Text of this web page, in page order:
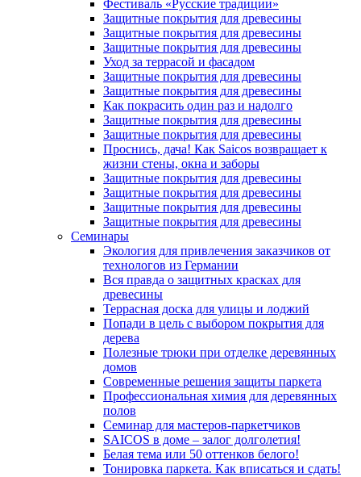
Фестиваль «Русские традиции»
Защитные покрытия для древесины
Защитные покрытия для древесины
Защитные покрытия для древесины
Уход за террасой и фасадом
Защитные покрытия для древесины
Защитные покрытия для древесины
Как покрасить один раз и надолго
Защитные покрытия для древесины
Защитные покрытия для древесины
Проснись, дача! Как Saicos возвращает к
жизни стены, окна и заборы
Защитные покрытия для древесины
Защитные покрытия для древесины
Защитные покрытия для древесины
Защитные покрытия для древесины
Семинары
Экология для привлечения заказчиков от
технологов из Германии
Вся правда о защитных красках для
древесины
Террасная доска для улицы и лоджий
Попади в цель с выбором покрытия для
дерева
Полезные трюки при отделке деревянных
домов
Современные решения защиты паркета
Профессиональная химия для деревянных
полов
Семинар для мастеров-паркетчиков
SAICOS в доме – залог долголетия!
Белая тема или 50 оттенков белого!
Тонировка паркета. Как вписаться и сдать!